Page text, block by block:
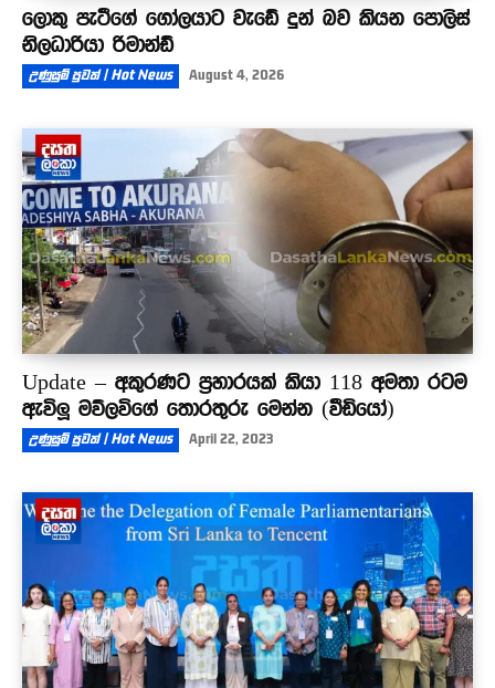
ලොකු පැටීගේ ගෝලයාට වැඩේ දුන් බව කියන පොලිස්
නිලධාරියා රිමාන්ඩ්
උණුසුම් පුවත් | Hot News August 4, 2026
Update – අකුරණට ප්‍රහාරයක් කියා 118 අමතා රටම
ඇවිලූ මව්ලවිගේ තොරතුරු මෙන්න (වීඩියෝ)
උණුසුම් පුවත් | Hot News April 22, 2023